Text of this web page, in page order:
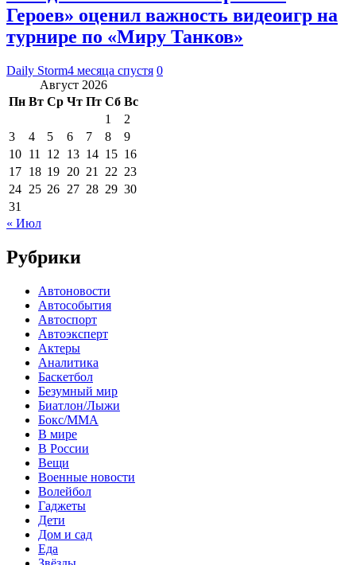
Героев» оценил важность видеоигр на
турнире по «Миру Танков»
Daily Storm4 месяца спустя 0
Август 2026
Пн Вт Ср Чт Пт Сб Вс
1
2
3
4 5 6 7 8
9
10 11 12 13 14 15 16
17 18 19 20 21 22 23
24 25 26 27 28 29 30
31
« Июл
Рубрики
Автоновости
Автособытия
Автоспорт
Автоэксперт
Актеры
Аналитика
Баскетбол
Безумный мир
Биатлон/Лыжи
Бокс/MMA
В мире
В России
Вещи
Военные новости
Волейбол
Гаджеты
Дети
Дом и сад
Еда